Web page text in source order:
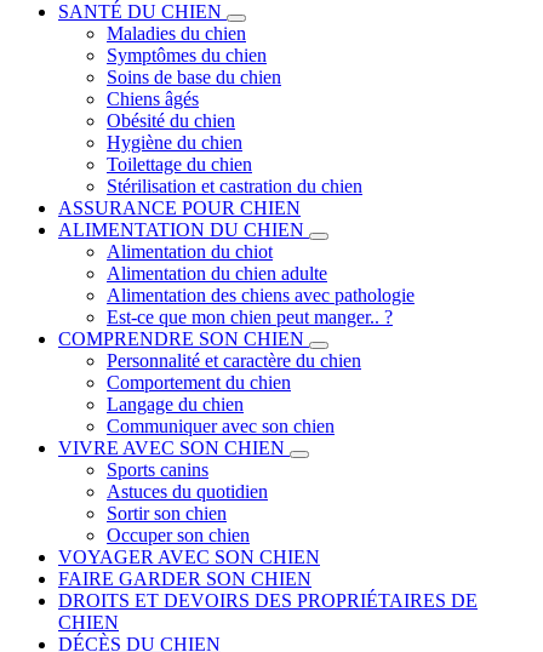
SANTÉ DU CHIEN
Maladies du chien
Symptômes du chien
Soins de base du chien
Chiens âgés
Obésité du chien
Hygiène du chien
Toilettage du chien
Stérilisation et castration du chien
ASSURANCE POUR CHIEN
ALIMENTATION DU CHIEN
Alimentation du chiot
Alimentation du chien adulte
Alimentation des chiens avec pathologie
Est-ce que mon chien peut manger.. ?
COMPRENDRE SON CHIEN
Personnalité et caractère du chien
Comportement du chien
Langage du chien
Communiquer avec son chien
VIVRE AVEC SON CHIEN
Sports canins
Astuces du quotidien
Sortir son chien
Occuper son chien
VOYAGER AVEC SON CHIEN
FAIRE GARDER SON CHIEN
DROITS ET DEVOIRS DES PROPRIÉTAIRES DE
CHIEN
DÉCÈS DU CHIEN